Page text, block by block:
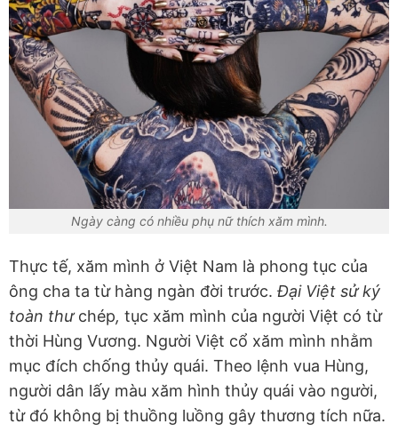
Ngày càng có nhiều phụ nữ thích xăm mình.
Thực tế, xăm mình ở Việt Nam là phong tục của
ông cha ta từ hàng ngàn đời trước. Đại Việt sử ký
toàn thưchép, tục xăm mình của người Việt có từ
thời Hùng Vương. Người Việt cổ xăm mình nhằm
mục đích chống thủy quái. Theo lệnh vua Hùng,
người dân lấy màu xăm hình thủy quái vào người,
từ đó không bị thuồng luồng gây thương tích nữa.